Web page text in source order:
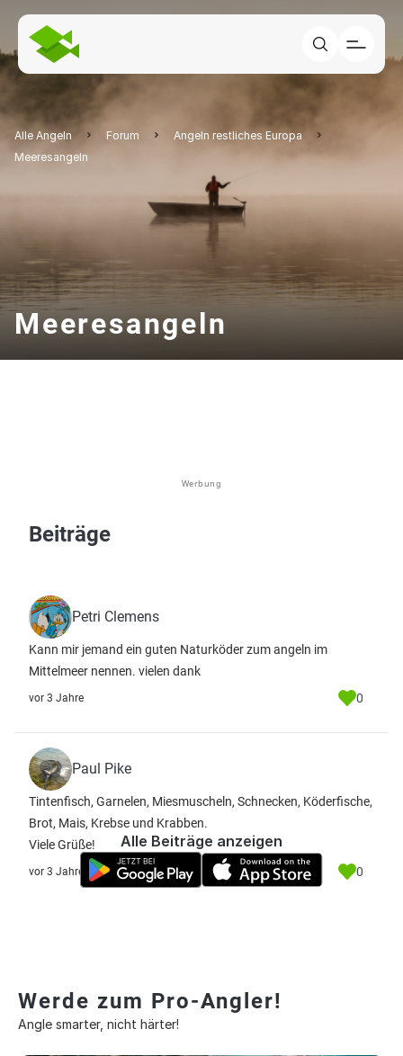
Alle Angeln Forum
Angeln restliches Europa
Meeresangeln
Meeresangeln
Werbung
Beiträge
Petri Clemens
Kann mir jemand ein guten Naturköder zum angeln im
Mittelmeer nennen. vielen dank
vor 3 Jahre 0
Paul Pike
Tintenfisch, Garnelen, Miesmuscheln, Schnecken, Köderfische,
Brot, Mais, Krebse und Krabben.
Viele Grüße!
vor 3 Jahre 0
Alle Beiträge anzeigen
Werde zum Pro-Angler!
Angle smarter, nicht härter!